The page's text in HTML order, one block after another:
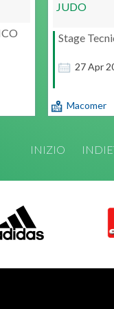
JUDO
27 Apr
Stage
Macomer
INIZIO